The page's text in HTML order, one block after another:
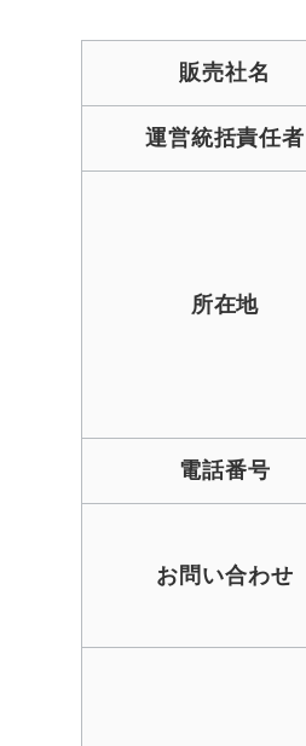
販売社名
運営統括責任者
所在地
電話番号
お問い合わせ